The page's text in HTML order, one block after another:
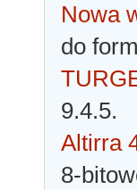
Nowa
do
9.4.5.
Altirra
8-